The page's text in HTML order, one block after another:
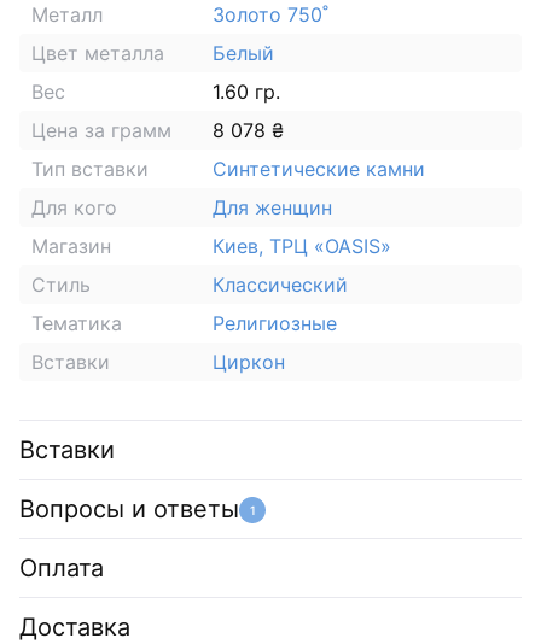
Металл
Золото 750˚
Цвет металла
Белый
Вес
1.60 гр.
Цена за грамм
8 078 ₴
Тип вставки
Синтетические камни
Для кого
Для женщин
Магазин
Киев, ТРЦ «OASIS»
Стиль
Классический
Тематика
Религиозные
Вставки
Циркон
Вставки
Вопросы и ответы 1
Оплата
Доставка